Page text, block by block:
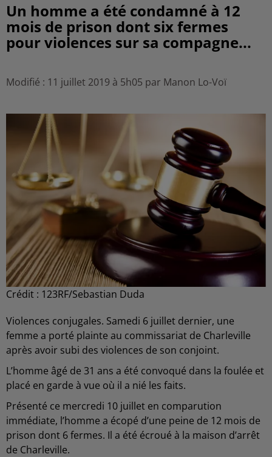
Un homme a été condamné à 12
mois de prison dont six fermes
pour violences sur sa compagne...
Modifié : 11 juillet 2019 à 5h05 par Manon Lo-Voï
Crédit : 123RF/Sebastian Duda
Violences conjugales. Samedi 6 juillet dernier, une
femme a porté plainte au commissariat de Charleville
après avoir subi des violences de son conjoint.
L’homme âgé de 31 ans a été convoqué dans la foulée et
placé en garde à vue où il a nié les faits.
Présenté ce mercredi 10 juillet en comparution
immédiate, l’homme a écopé d’une peine de 12 mois de
prison dont 6 fermes. Il a été écroué à la maison d’arrêt
de Charleville.